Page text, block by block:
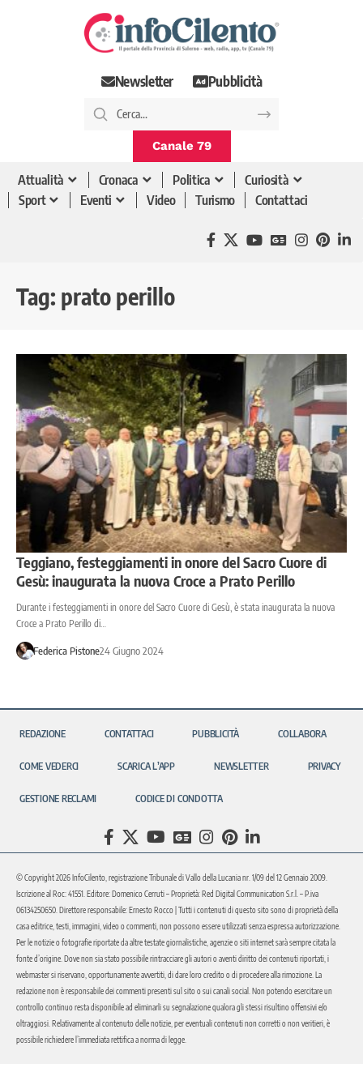
Newsletter Pubblicità
Canale 79
Attualità Cronaca Politica
Curiosità
Sport
Eventi Video Turismo Contattaci
Tag: prato perillo
Teggiano, festeggiamenti in onore del Sacro Cuore di
Gesù: inaugurata la nuova Croce a Prato Perillo
Durante i festeggiamenti in onore del Sacro Cuore di Gesù, è stata inaugurata la nuova
Croce a Prato Perillo di…
Federica Pistone24 Giugno 2024
REDAZIONE CONTATTACI PUBBLICITÀ COLLABORA
COME VEDERCI SCARICA L’APP NEWSLETTER PRIVACY
GESTIONE RECLAMI CODICE DI CONDOTTA
© Copyright 2026 InfoCilento, registrazione Tribunale di Vallo della Lucania nr. 1/09 del 12 Gennaio 2009.
Iscrizione al Roc: 41551. Editore: Domenico Cerruti – Proprietà: Red Digital Communication S.r.l. – P.iva
06134250650. Direttore responsabile: Ernesto Rocco | Tutti i contenuti di questo sito sono di proprietà della
casa editrice, testi, immagini, video o commenti, non possono essere utilizzati senza espressa autorizzazione.
Per le notizie o fotografie riportate da altre testate giornalistiche, agenzie o siti internet sarà sempre citata la
fonte d’origine. Dove non sia stato possibile rintracciare gli autori o aventi diritto dei contenuti riportati, i
webmaster si riservano, opportunamente avvertiti, di dare loro credito o di procedere alla rimozione. La
redazione non è responsabile dei commenti presenti sul sito o sui canali social. Non potendo esercitare un
controllo continuo resta disponibile ad eliminarli su segnalazione qualora gli stessi risultino offensivi e/o
oltraggiosi. Relativamente al contenuto delle notizie, per eventuali contenuti non corretti o non veritieri, è
possibile richiedere l’immediata rettifica a norma di legge.